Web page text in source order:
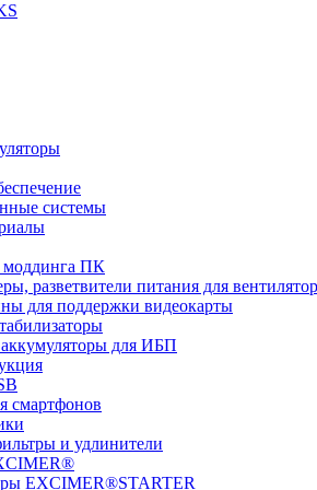
системы
моддинга ПК
разветвители питания для
для поддержки видеокарты
для ИБП
смартфонов
и удлинители
EXCIMER®STARTER